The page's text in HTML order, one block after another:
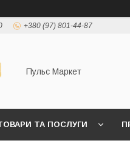
+380 (97) 801-44-87
Пульс Маркет
ТА ПОСЛУГИ